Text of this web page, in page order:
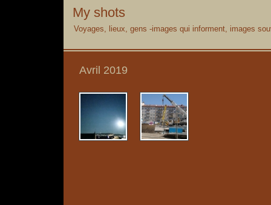
My shots
Voyages, lieux, gens -images qui informent, images
Avril 2019